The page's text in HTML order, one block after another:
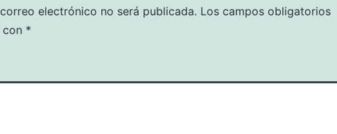
electrónico no será publicada. Los campos obligatorios
*